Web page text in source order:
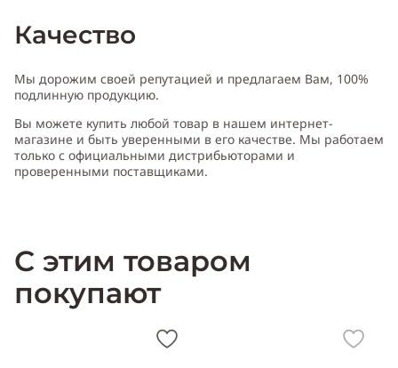
Качество
Мы дорожим своей репутацией и предлагаем Вам, 100%
подлинную продукцию.
Вы можете купить любой товар в нашем интернет-
магазине и быть уверенными в его качестве. Мы работаем
только с официальными дистрибьюторами и
проверенными поставщиками.
С этим товаром
покупают